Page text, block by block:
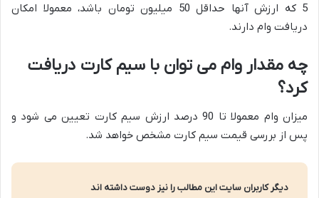
5 که ارزش آنها حداقل 50 میلیون تومان باشد، معمولا امکان
دریافت وام دارند.
چه مقدار وام می توان با سیم کارت دریافت
کرد؟
میزان وام معمولا تا 90 درصد ارزش سیم کارت تعیین می شود و
پس از بررسی قیمت سیم کارت مشخص خواهد شد.
دیگر کاربران سایت این مطالب را نیز دوست داشته اند